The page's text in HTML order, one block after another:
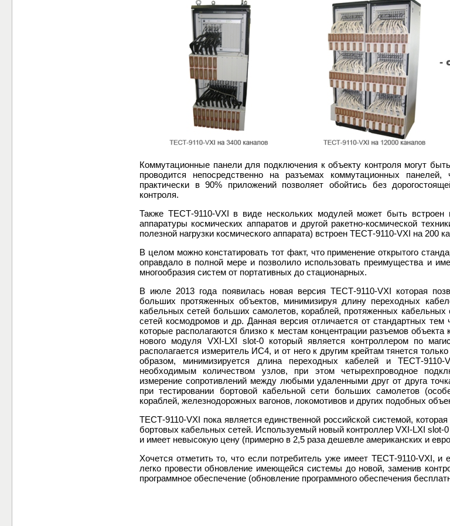
Коммутационные панели для подключения к объекту контроля могут
проводится непосредственно на разъемах коммутационных
практически в 90% приложений позволяет обойтись без
контроля.
Также ТЕСТ-9110-VXI в виде нескольких модулей может быть встроен
аппаратуры космических аппаратов и другой ракетно-космической
полезной нагрузки космического аппарата) встроен ТЕСТ-9110-VXI на 200
В целом можно констатировать тот факт, что применение открытого
оправдало в полной мере и позволило использовать преимущества и
многообразия систем от портативных до стационарных.
В июле 2013 года появилась новая версия ТЕСТ-9110-VXI которая
больших протяженных объектов, минимизируя длину переходных
кабельных сетей больших самолетов, кораблей, протяженных
сетей космодромов и др. Данная версия отличается от стандартных тем
которые располагаются близко к местам концентрации разъемов
нового модуля VXI-LXI slot-0 который является контроллером по
располагается измеритель ИС4, и от него к другим крейтам тянется
образом, минимизируется длина переходных кабелей и ТЕСТ-
необходимым количеством узлов, при этом четырехпроводное
измерение сопротивлений между любыми удаленными друг от друга
при тестировании бортовой кабельной сети больших самолетов
кораблей, железнодорожных вагонов, локомотивов и других подобных
ТЕСТ-9110-VXI пока является единственной российской системой,
бортовых кабельных сетей. Используемый новый контроллер VXI-LXI slot-
и имеет невысокую цену (примерно в 2,5 раза дешевле американских и
Хочется отметить то, что если потребитель уже имеет ТЕСТ-9110-VXI, и
легко провести обновление имеющейся системы до новой, заменив
программное обеспечение (обновление программного обеспечения